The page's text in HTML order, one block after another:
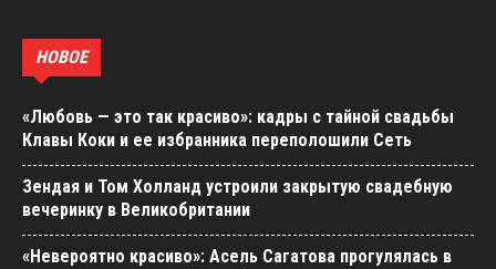
НОВОЕ
«Любовь — это так красиво»: кадры с тайной свадьбы
Клавы Коки и ее избранника переполошили Сеть
Зендая и Том Холланд устроили закрытую свадебную
вечеринку в Великобритании
«Невероятно красиво»: Асель Сагатова прогулялась в